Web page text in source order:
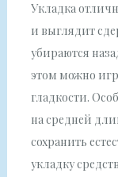
Укладка
и выглядит
убираются
этом можно
гладкости.
на средней
сохранить
укладку